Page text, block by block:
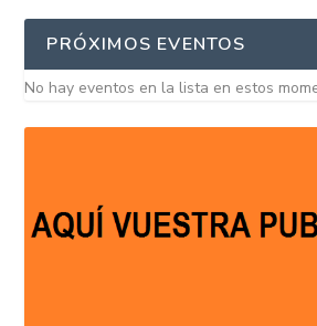
PRÓXIMOS EVENTOS
No hay eventos en la lista en estos